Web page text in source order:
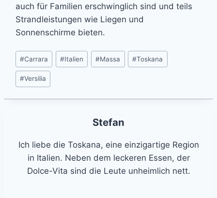
auch für Familien erschwinglich sind und teils
Strandleistungen wie Liegen und
Sonnenschirme bieten.
Post
Tags:
#Carrara #Italien #Massa #Toskana
#Versilia
Stefan
Ich liebe die Toskana, eine einzigartige Region
in Italien. Neben dem leckeren Essen, der
Dolce-Vita sind die Leute unheimlich nett.